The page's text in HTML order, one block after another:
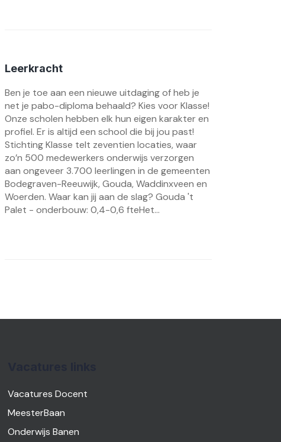
Leerkracht
Ben je toe aan een nieuwe uitdaging of heb je
net je pabo-diploma behaald? Kies voor Klasse!
Onze scholen hebben elk hun eigen karakter en
profiel. Er is altijd een school die bij jou past!
Stichting Klasse telt zeventien locaties, waar
zo’n 500 medewerkers onderwijs verzorgen
aan ongeveer 3.700 leerlingen in de gemeenten
Bodegraven-Reeuwijk, Gouda, Waddinxveen en
Woerden. Waar kan jij aan de slag? Gouda 't
Palet - onderbouw: 0,4-0,6 fteHet...
Vacatures Docent
MeesterBaan
Onderwijs Banen